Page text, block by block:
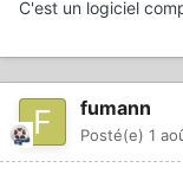
C'est un logiciel
fumann
Posté(e) 1